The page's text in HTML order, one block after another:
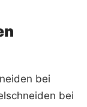
bei
bei